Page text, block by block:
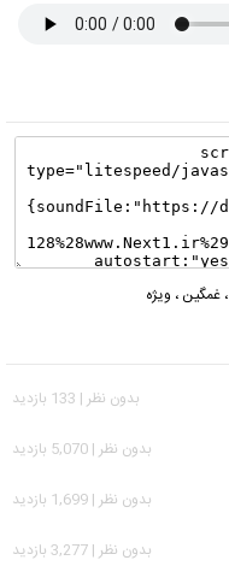
،غمگین ، ویژه
بدون نظر | 133 بازدید
بدون نظر | 5,070 بازدید
بدون نظر | 1,699 بازدید
بدون نظر | 3,277 بازدید